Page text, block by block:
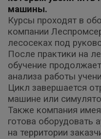
машины.
Курсы проходят в
компании
лесосеках под
После практики на
обучение
анализа работы
Цикл завершается
машине или
Также компания
готова оборудовать
на территории